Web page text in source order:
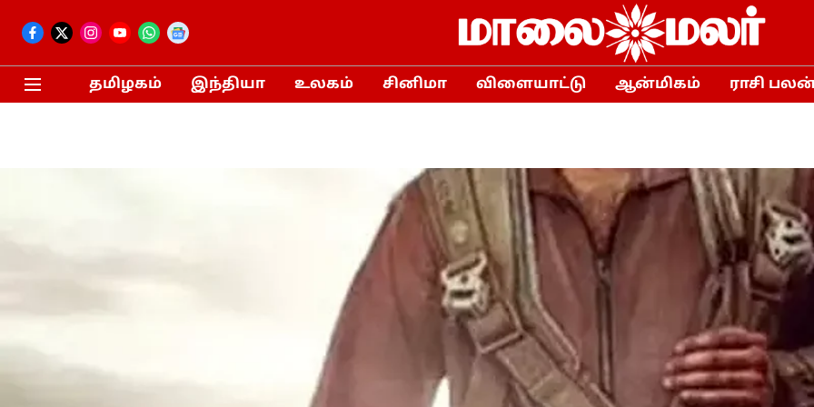
தமிழகம் இந்தியா உலகம் சினிமா விளையாட்டு ஆன்மிகம் ராசி